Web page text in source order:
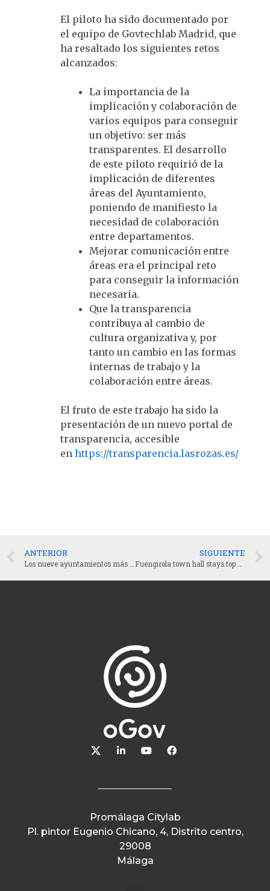
El piloto ha sido documentado por
el equipo de Govtechlab Madrid, que
ha resaltado los siguientes retos
alcanzados:
La importancia de la
implicación y colaboración de
varios equipos para conseguir
un objetivo: ser más
transparentes. El desarrollo
de este piloto requirió de la
implicación de diferentes
áreas del Ayuntamiento,
poniendo de manifiesto la
necesidad de colaboración
entre departamentos.
Mejorar comunicación entre
áreas era el principal reto
para conseguir la información
necesaria.
Que la transparencia
contribuya al cambio de
cultura organizativa y, por
tanto un cambio en las formas
internas de trabajo y la
colaboración entre áreas.
El fruto de este trabajo ha sido la
presentación de un nuevo portal de
transparencia, accesible
en https://transparencia.lasrozas.es/
ANTERIOR
Los nueve ayuntamientos más transparentes reciben el sello Infoparticipa 2020
SIGUIENTE
Fuengirola town hall stays top of transparency rankings
Promálaga Citylab
Pl. pintor Eugenio Chicano, 4, Distrito centro,
29008
Málaga